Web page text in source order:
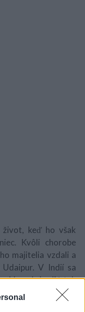
keď ho však
Kvôli chorobe
majitelia vzdali a
V Indií sa
ani chodiť, tak
V prachu a špine
záchranárov. Pri